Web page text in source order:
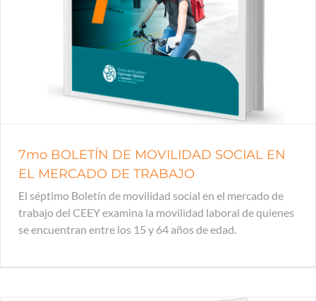
7mo BOLETÍN DE MOVILIDAD SOCIAL EN
EL MERCADO DE TRABAJO
El séptimo Boletín de movilidad social en el mercado de
trabajo del CEEY examina la movilidad laboral de quienes
se encuentran entre los 15 y 64 años de edad.